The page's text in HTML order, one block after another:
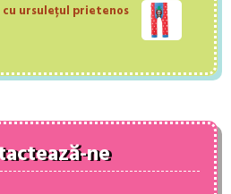
lei.ursulețul prietenos
lei.
ne